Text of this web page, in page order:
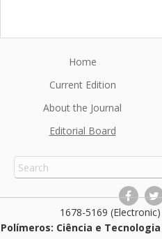
Home
Current Edition
About the Journal
Editorial Board
1678-5169
Polímeros: Ciência e Tecnologia